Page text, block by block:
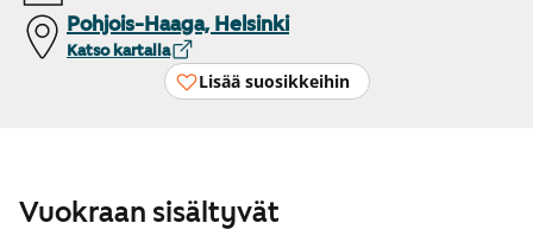
Pohjois-Haaga, Helsinki
Katso kartalla
Lisää suosikkeihin
Vuokraan sisältyvät